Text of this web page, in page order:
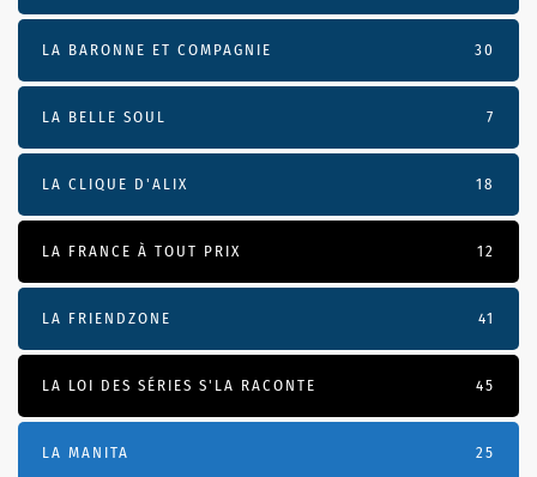
LA BARONNE ET COMPAGNIE 30
LA BELLE SOUL 7
LA CLIQUE D'ALIX 18
LA FRANCE À TOUT PRIX 12
LA FRIENDZONE 41
LA LOI DES SÉRIES S'LA RACONTE 45
LA MANITA 25